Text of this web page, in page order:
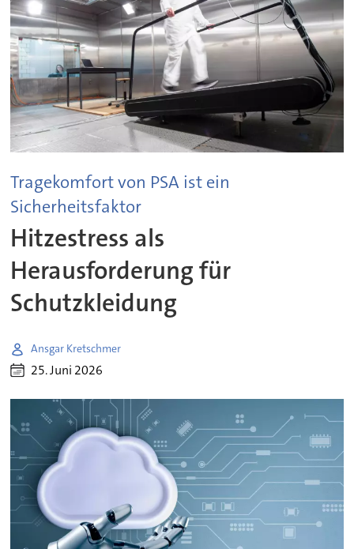
Tragekomfort von PSA ist ein
Sicherheitsfaktor
Hitzestress als
Herausforderung für
Schutzkleidung
Ansgar Kretschmer
25. Juni 2026